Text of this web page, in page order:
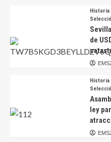
Historia
de
Historia
ley